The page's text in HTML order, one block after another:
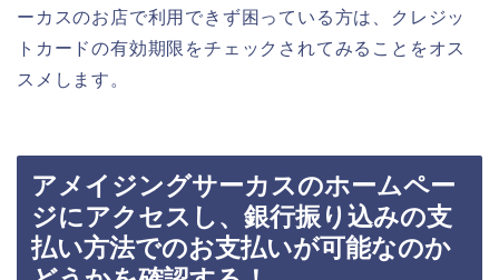
ーカスのお店で利用できず困っている方は、クレジッ
トカードの有効期限をチェックされてみることをオス
スメします。
アメイジングサーカスのホームペー
ジにアクセスし、銀行振り込みの支
払い方法でのお支払いが可能なのか